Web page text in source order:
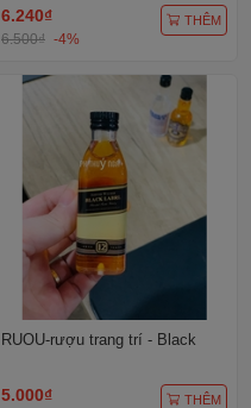
6.240₫
6.500₫ -4%
THÊM
RUOU-rượu trang trí - Black
5.000₫ THÊM